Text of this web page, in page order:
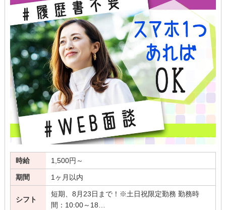
時給 1,500円～
期間 1ヶ月以内
シフト
短期、8月23日まで！※土日祝限定勤務 勤務時
間：10:00～18…